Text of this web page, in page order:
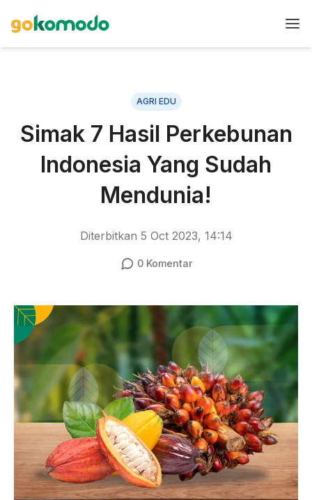
AGRI EDU
Simak 7 Hasil Perkebunan
Indonesia Yang Sudah
Mendunia!
Diterbitkan 5 Oct 2023, 14:14
0Komentar